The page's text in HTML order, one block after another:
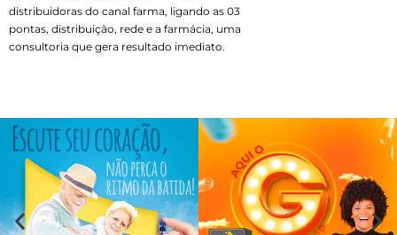
distribuidoras do canal farma, ligando as 03
pontas, distribuição, rede e a farmácia, uma
consultoria que gera resultado imediato.